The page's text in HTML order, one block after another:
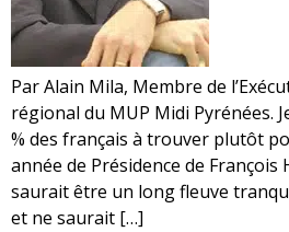
Par Alain Mila, Membre de
régional du MUP Midi Pyrénées.
% des français à trouver plutôt
année de Présidence de François
saurait être un long fleuve
et ne saurait […]